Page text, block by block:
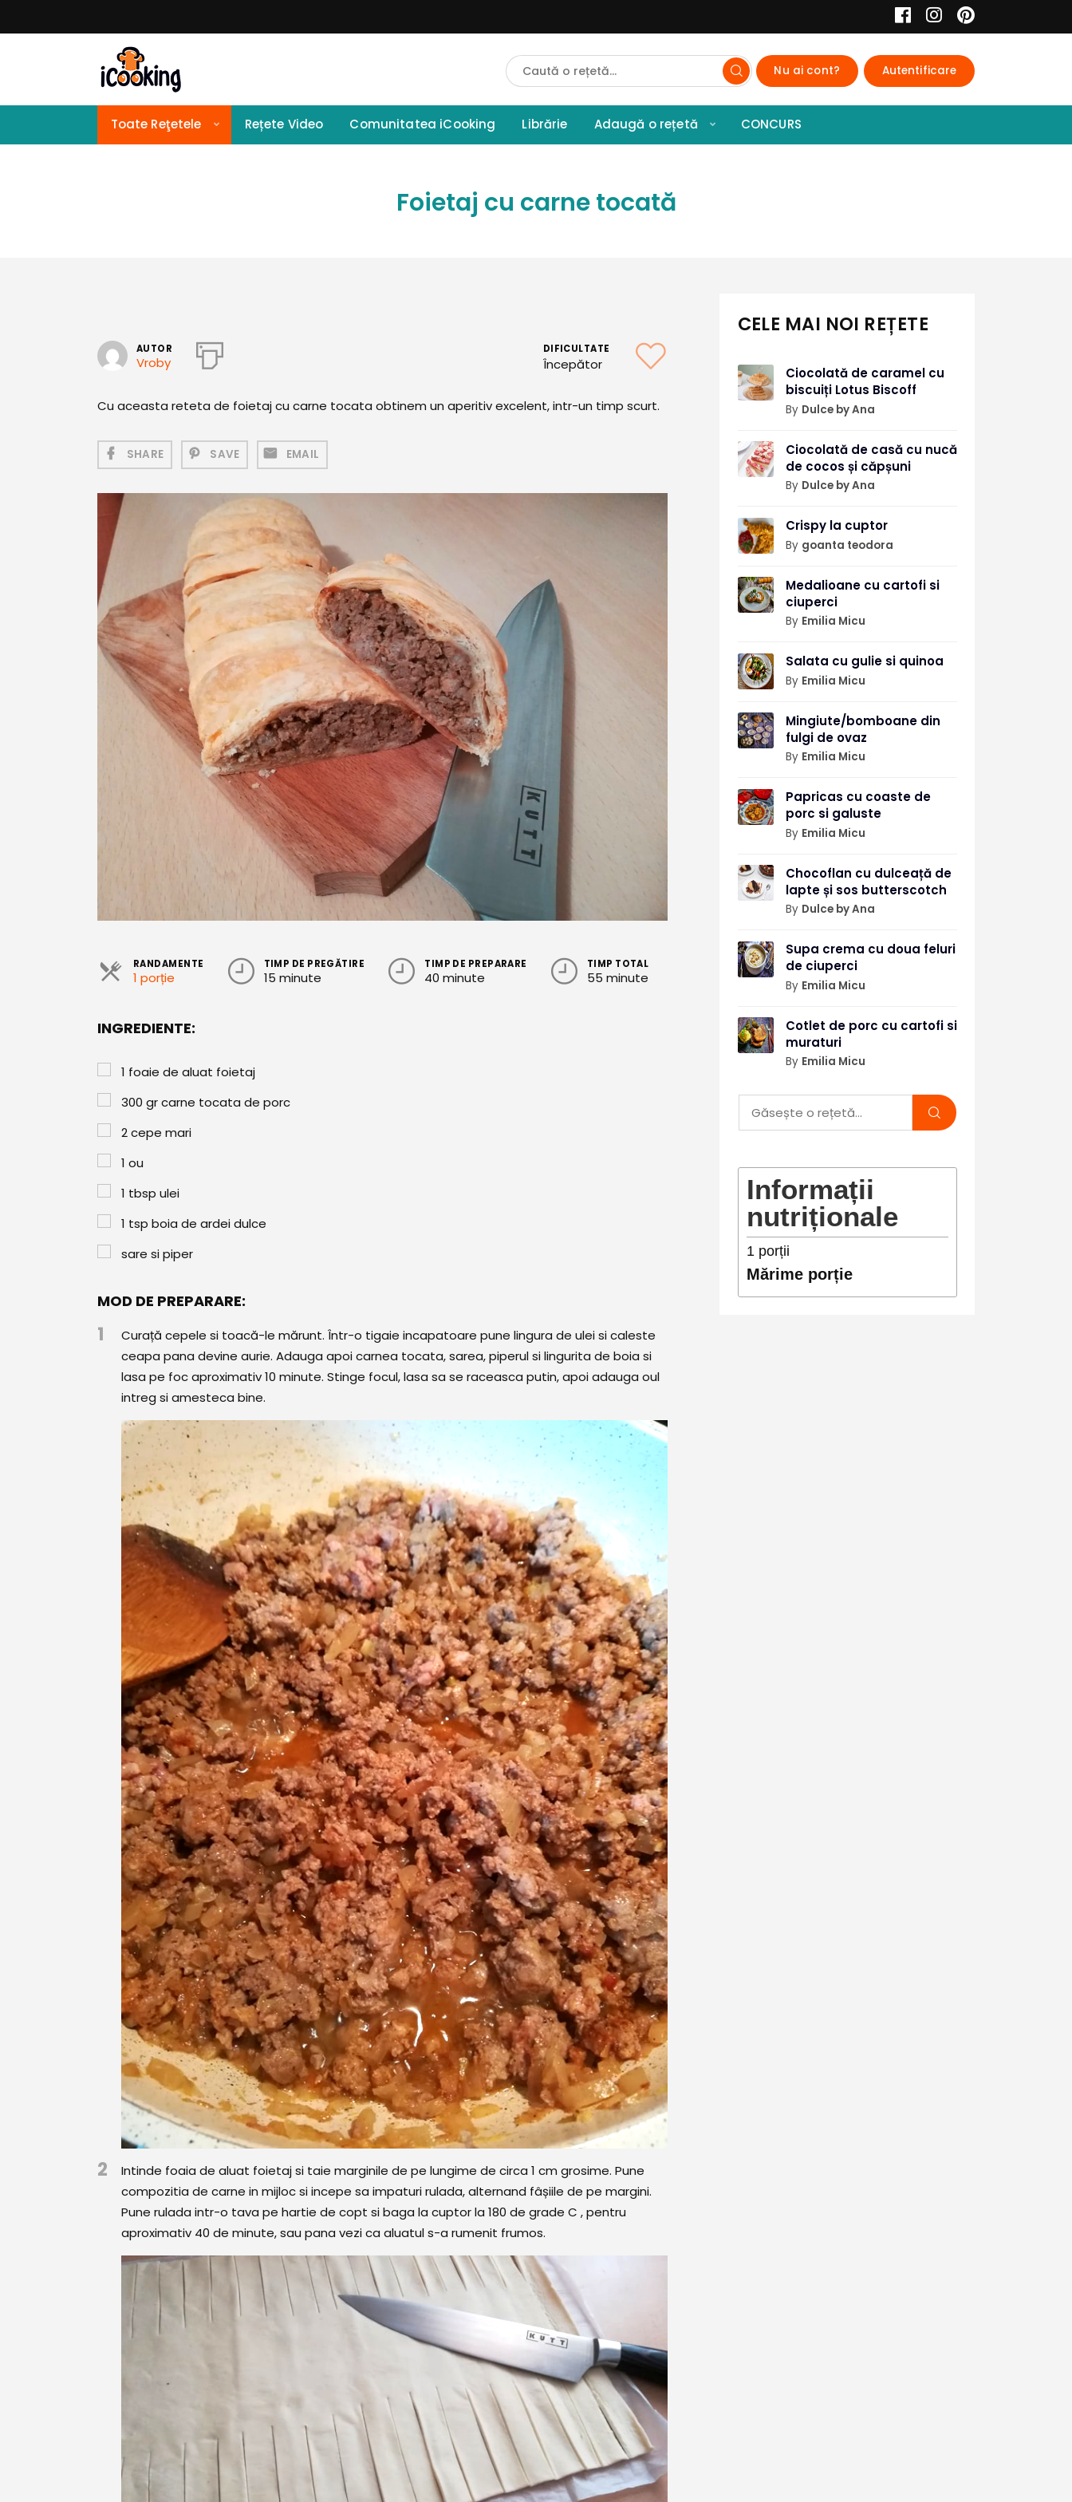
Cauta
Retete
Nu ai cont? Autentificare
Toate Reţetele Rețete Video Comunitatea iCooking Librărie Adaugă o rețetă CONCURS
Foietaj cu carne tocată
AUTOR
Vroby
DIFICULTATE
Începător
Cu aceasta reteta de foietaj cu carne tocata obtinem un aperitiv excelent, intr-un timp scurt.
SHARE SAVE EMAIL
RANDAMENTE
1 porție
TIMP DE PREGĂTIRE
15 minute
TIMP DE PREPARARE
40 minute
TIMP TOTAL
55 minute
INGREDIENTE:
1 foaie de aluat foietaj
300 grcarne tocata de porc
2cepe mari
1 ou
1 tbsp ulei
1 tsp boia de ardei dulce
sare si piper
MOD DE PREPARARE:
1
Curață cepele si toacă-le mărunt. Într-o tigaie incapatoare pune lingura de ulei si caleste
ceapa pana devine aurie. Adauga apoi carnea tocata, sarea, piperul si lingurita de boia si
lasa pe foc aproximativ 10 minute. Stinge focul, lasa sa se raceasca putin, apoi adauga oul
intreg si amesteca bine.
2
Intinde foaia de aluat foietaj si taie marginile de pe lungime de circa 1 cm grosime. Pune
compozitia de carne in mijloc si incepe sa impaturi rulada, alternand fâșiile de pe margini.
Pune rulada intr-o tava pe hartie de copt si baga la cuptor la 180 de grade C , pentru
aproximativ 40 de minute, sau pana vezi ca aluatul s-a rumenit frumos.
CELE MAI NOI REȚETE
Ciocolată de caramel cu
biscuiți Lotus Biscoff
By Dulce by Ana
Ciocolată de casă cu nucă
de cocos și căpșuni
By Dulce by Ana
Crispy la cuptor
By goanta teodora
Medalioane cu cartofi si
ciuperci
By Emilia Micu
Salata cu gulie si quinoa
By Emilia Micu
Mingiute/bomboane din
fulgi de ovaz
By Emilia Micu
Papricas cu coaste de
porc si galuste
By Emilia Micu
Chocoflan cu dulceață de
lapte și sos butterscotch
By Dulce by Ana
Supa crema cu doua feluri
de ciuperci
By Emilia Micu
Cotlet de porc cu cartofi si
muraturi
By Emilia Micu
Informații
nutriționale
1 porții
Mărime porție